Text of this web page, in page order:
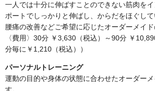
一人では十分に伸ばすことのできない筋肉を
ポートでしっかりと伸ばし、からだをほぐし
腰痛の改善などご希望に応じたオーダーメイド
〈費用〉30分 ￥3,630（税込）～90分 ￥
分毎に￥1,210（税込））
パーソナルトレーニング
運動の目的や身体の状態に合わせたオーダー